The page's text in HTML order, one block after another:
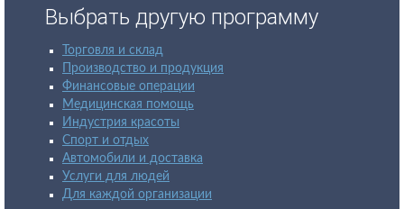
Выбрать другую программу
Торговля и склад
Производство и продукция
Финансовые операции
Медицинская помощь
Индустрия красоты
Спорт и отдых
Автомобили и доставка
Услуги для людей
Для каждой организации